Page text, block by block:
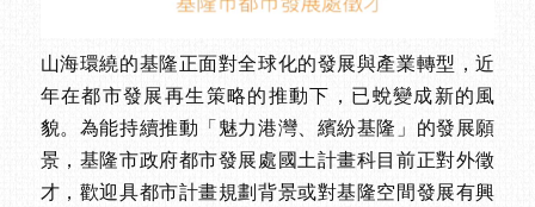
山海環繞的基隆正面對全球化的發展與產業轉型，近
年在都市發展再生策略的推動下，已蛻變成新的風
貌。為能持續推動「魅力港灣、繽紛基隆」的發展願
景，基隆市政府都市發展處國土計畫科目前正對外徵
才，歡迎具都市計畫規劃背景或對基隆空間發展有興